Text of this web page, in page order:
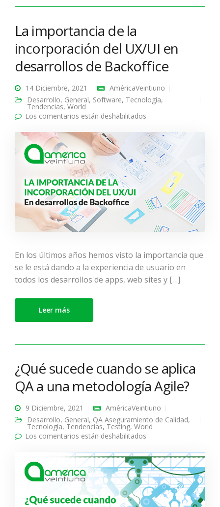
La importancia de la
incorporación del UX/UI en
desarrollos de Backoffice
14 Diciembre, 2021
AméricaVeintiuno
Desarrollo, General, Software, Tecnología,
Tendencias, World
Los comentarios están deshabilitados
UX/UI en desarrollos
de Backoffice
En los últimos años hemos visto la importancia que
se le está dando a la experiencia de usuario en
todos los desarrollos de apps, web sites y […]
Leer más
¿Qué sucede cuando se aplica
QA a una metodología Agile?
9 Diciembre, 2021
AméricaVeintiuno
Desarrollo, General, QA Aseguramiento de Calidad,
Tecnología, Tendencias, Testing, World
Los comentarios están deshabilitados
Agile?